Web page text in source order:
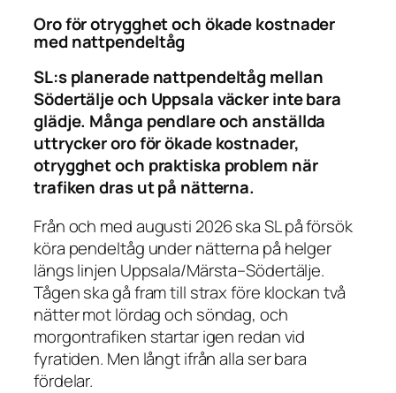
Oro för otrygghet och ökade kostnader
med nattpendeltåg
SL:s planerade nattpendeltåg mellan
Södertälje och Uppsala väcker inte bara
glädje. Många pendlare och anställda
uttrycker oro för ökade kostnader,
otrygghet och praktiska problem när
trafiken dras ut på nätterna.
Från och med augusti 2026 ska SL på försök
köra pendeltåg under nätterna på helger
längs linjen Uppsala/Märsta–Södertälje.
Tågen ska gå fram till strax före klockan två
nätter mot lördag och söndag, och
morgontrafiken startar igen redan vid
fyratiden. Men långt ifrån alla ser bara
fördelar.